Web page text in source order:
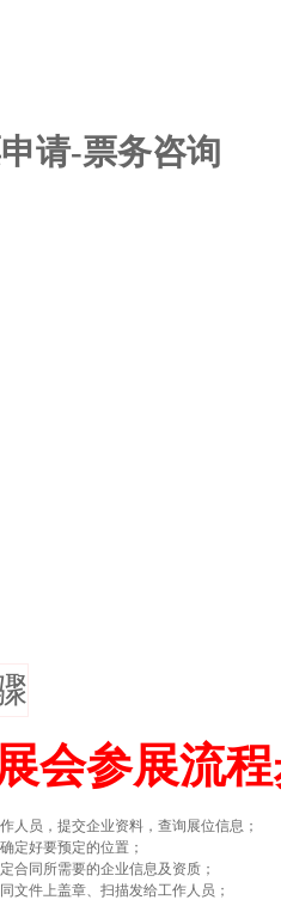
请-票务咨询
会参展流
人员，提交企业资料，查询展位信息；
定好要预定的位置；
合同所需要的企业信息及资质；
文件上盖章、扫描发给工作人员；